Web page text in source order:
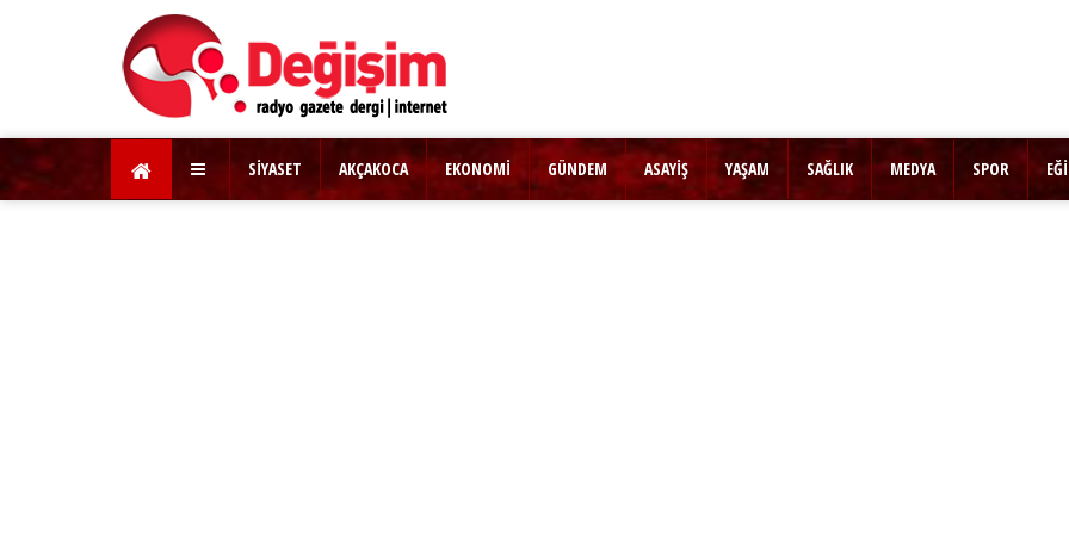
SİYASET AKÇAKOCA EKONOMİ GÜNDEM ASAYİŞ YAŞAM SAĞLIK MEDYA SPOR